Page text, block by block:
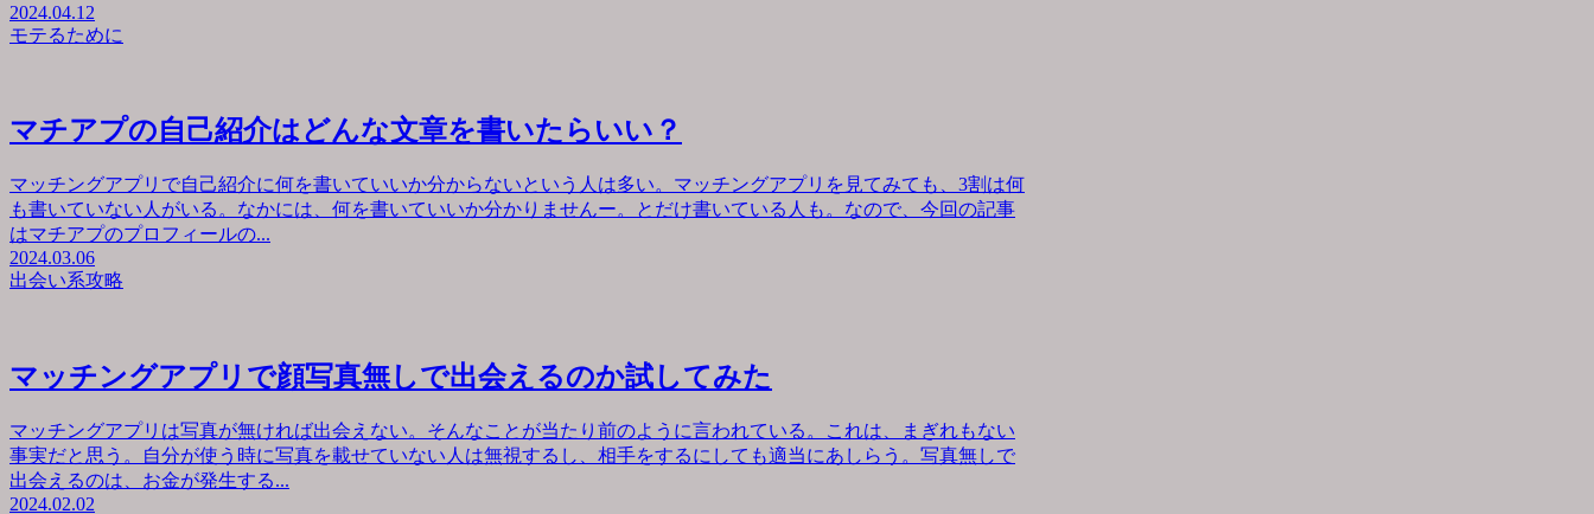
2024.04.12
モテるために
マチアプの自己紹介はどんな文章を書いたらいい？
マッチングアプリで自己紹介に何を書いていいか分からないという人は多い。マッチングアプリを見てみても、3割は何
も書いていない人がいる。なかには、何を書いていいか分かりませんー。とだけ書いている人も。なので、今回の記事
はマチアプのプロフィールの...
2024.03.06
出会い系攻略
マッチングアプリで顔写真無しで出会えるのか試してみた
マッチングアプリは写真が無ければ出会えない。そんなことが当たり前のように言われている。これは、まぎれもない
事実だと思う。自分が使う時に写真を載せていない人は無視するし、相手をするにしても適当にあしらう。写真無しで
出会えるのは、お金が発生する...
2024.02.02